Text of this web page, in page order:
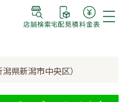
潟県新潟市中央区）